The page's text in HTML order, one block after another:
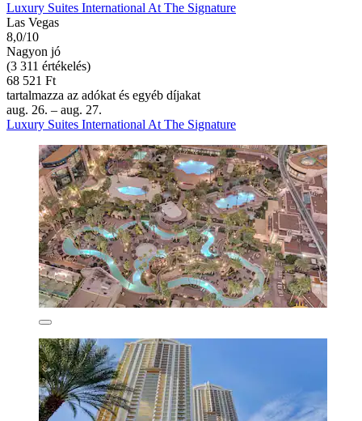
Luxury Suites International At The Signature
Las Vegas
8,0/10
Nagyon jó
(3 311 értékelés)
68 521 Ft
tartalmazza az adókat és egyéb díjakat
aug. 26. – aug. 27.
Luxury Suites International At The Signature